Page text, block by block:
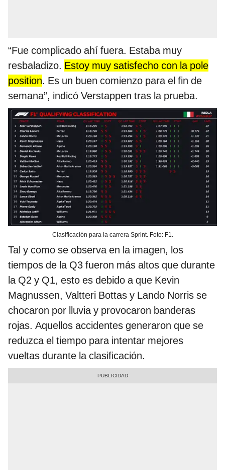
“Fue complicado ahí fuera. Estaba muy
resbaladizo. Estoy muy satisfecho con la pole
position. Es un buen comienzo para el fin de
semana”, indicó Verstappen tras la prueba.
Clasificación para la carrera Sprint. Foto: F1.
Tal y como se observa en la imagen, los
tiempos de la Q3 fueron más altos que durante
la Q2 y Q1, esto es debido a que Kevin
Magnussen, Valtteri Bottas y Lando Norris se
chocaron por lluvia y provocaron banderas
rojas. Aquellos accidentes generaron que se
reduzca el tiempo para intentar mejores
vueltas durante la clasificación.